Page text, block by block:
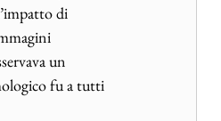
di
un
fu a tutti